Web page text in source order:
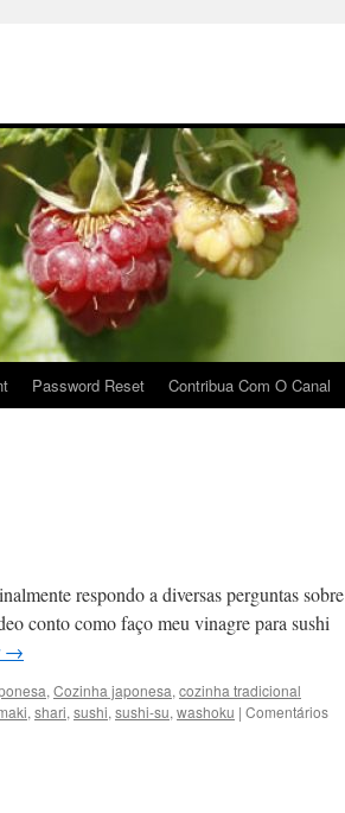
Password Reset Contribua Com O Canal
respondo a diversas perguntas sobre
conto como faço meu vinagre para sushi
→
, Cozinha japonesa, cozinha tradicional
, shari, sushi, sushi-su, washoku | Comentários